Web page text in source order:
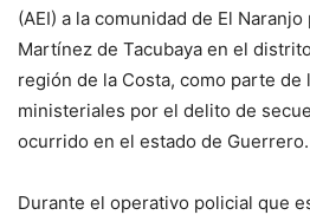
(AEI) a la comunidad de El
Martínez de Tacubaya en el
región de la Costa, como parte de
ministeriales por el delito de
ocurrido en el estado de Guerrero.
Durante el operativo policial que